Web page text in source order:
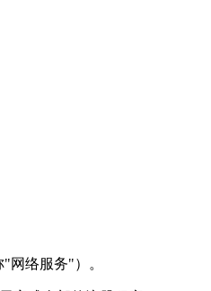
网络服务"）。